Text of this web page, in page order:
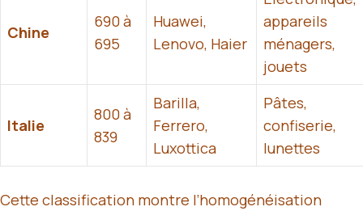
Chine
690 à
695
Huawei,
Lenovo, Haier
appareils
ménagers,
jouets
Italie
800 à
839
Barilla,
Ferrero,
Luxottica
Pâtes,
confiserie,
lunettes
Cette classification montre l’homogénéisation